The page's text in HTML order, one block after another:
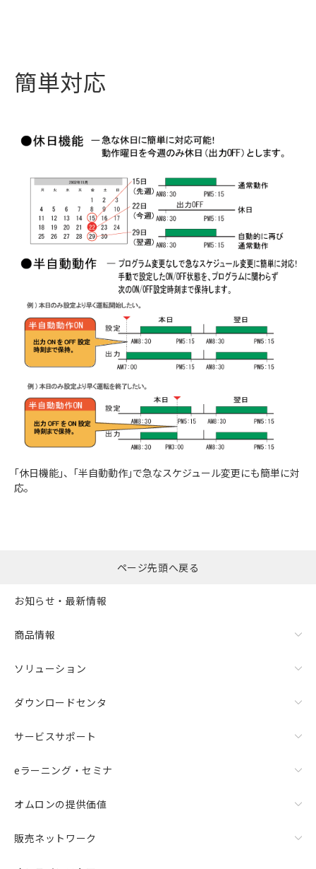
簡単対応
｢休日機能｣、｢半自動動作｣で急なスケジュール変更にも簡単に対
応。
ページ先頭へ戻る
お知らせ・最新情報
商品情報
ソリューション
ダウンロードセンタ
サービスサポート
eラーニング・セミナ
オムロンの提供価値
販売ネットワーク